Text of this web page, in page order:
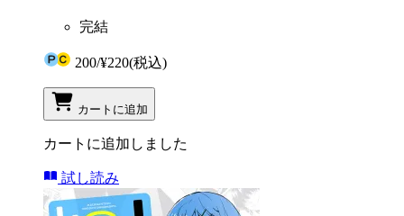
完結
200/¥220(税込)
カートに追加
カートに追加しました
試し読み